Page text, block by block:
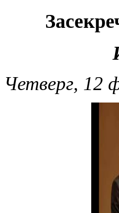
Четверг, 12